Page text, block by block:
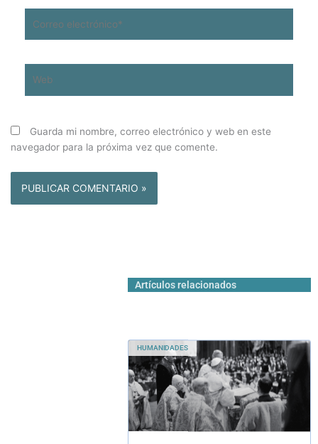
electrónico*
Guarda mi nombre, correo electrónico y web en este
navegador para la próxima vez que comente.
Artículos relacionados
Lo Esencial y lo